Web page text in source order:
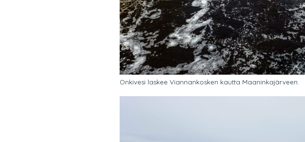
Onkivesi laskee Viannankosken kautta Maaninkajärveen.